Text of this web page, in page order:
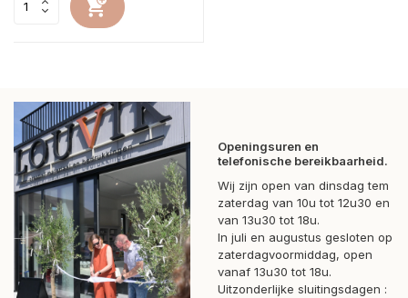
Openingsuren en
telefonische bereikbaarheid.
Wij zijn open van dinsdag tem
zaterdag van 10u tot 12u30 en
van 13u30 tot 18u.
In juli en augustus gesloten op
zaterdagvoormiddag, open
vanaf 13u30 tot 18u.
Uitzonderlijke sluitingsdagen :